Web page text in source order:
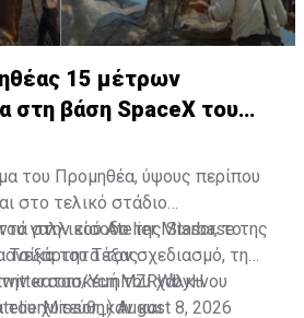
15 μέτρων
στη βάση SpaceX του
του Προμηθέα, ύψους περίπου
στο τελικό στάδιο
στην είσοδο της Starbase της
του Τέξας.
γαλλικού Atelier Missor, το
ανεξάρτητα τον σχεδιασμό, τη
κατασκευή του χάλκινου
χυτεύθηκαν και
YcmMZRWbyH
August 8, 2026